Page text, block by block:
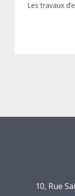
Les travaux
10, Rue